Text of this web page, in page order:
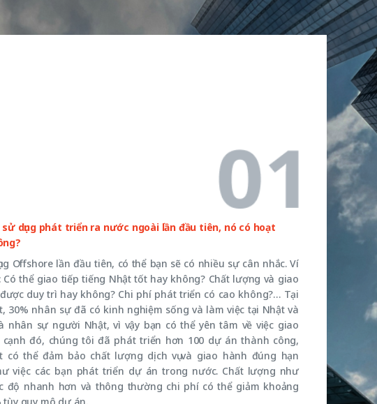
sử dụng phát triển ra nước ngoài lần đầu tiên, nó có hoạt
Offshore lần đầu tiên, có thể bạn sẽ có nhiều sự cân nhắc. Ví
Có thể giao tiếp tiếng Nhật tốt hay không? Chất lượng và giao
duy trì hay không? Chi phí phát triển có cao không?… Tại
30% nhân sự đã có kinh nghiệm sống và làm việc tại Nhật và
nhân sự người Nhật, vì vậy bạn có thể yên tâm về việc giao
cạnh đó, chúng tôi đã phát triển hơn 100 dự án thành công,
có thể đảm bảo chất lượng dịch vụ và giao hành đúng hạn
việc các bạn phát triển dự án trong nước. Chất lượng như
độ nhanh hơn và thông thường chi phí có thể giảm khoảng